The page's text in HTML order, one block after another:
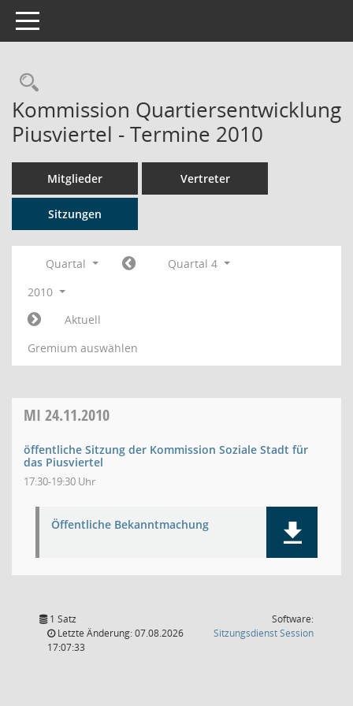
Toggle navigation
Rechercheauswahl
Kommission Quartiersentwicklung
Piusviertel - Termine 2010
Mitglieder Vertreter
Sitzungen
Quartal
Quartal 4
2010
Aktuell
Gremium auswählen
MI 24.11.2010
öffentliche Sitzung der Kommission Soziale Stadt für
das Piusviertel
17:30-19:30 Uhr
Öffentliche Bekanntmachung
1 Satz
Letzte Änderung: 07.08.2026
17:07:33
Software:
SitzungsdienstSession(Wird in